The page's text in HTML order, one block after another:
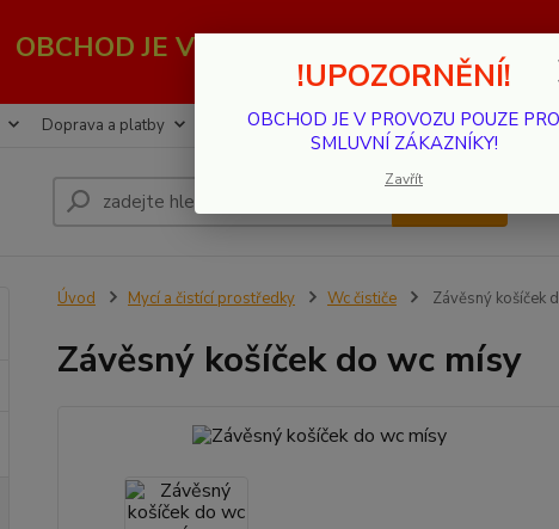
OBCHOD JE V PROVOZU POUZE PRO
Doprava a platby Kontakty
Úvod Mycí a čistící prostředky Wc čističe Závěsný košíček
Závěsný košíček do wc mísy
!UPOZORNĚNÍ!
OBCHOD JE V PROVOZU POUZE PRO
SMLUVNÍ ZÁKAZNÍKY!
Zavřít